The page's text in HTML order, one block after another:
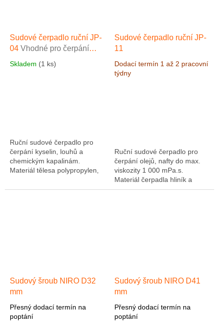
Sudové čerpadlo ruční JP-
04 Vhodné pro čerpání
Skladem (1 ks)
Ruční sudové čerpadlo pro
čerpání kyselin, louhů a
chemickým kapalinám.
Materiál tělesa polypropylen,
Viton. Sací teleskopická
Sudové čerpadlo ruční JP-
11
Dodací termín 1 až 2 pracovní
týdny
Ruční sudové čerpadlo pro
čerpání olejů, nafty do max.
viskozity 1 000 mPa.s.
Materiál čerpadla hliník a
pozinková ocel, těsnění NBR.
Sudový šroub NIRO D32
mm
Přesný dodací termín na
poptání
Sudový šroub NIRO D41
mm
Přesný dodací termín na
poptání